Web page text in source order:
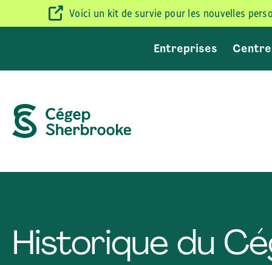
Voici un kit de survie pour les nouvelles
Entreprises
Historique du